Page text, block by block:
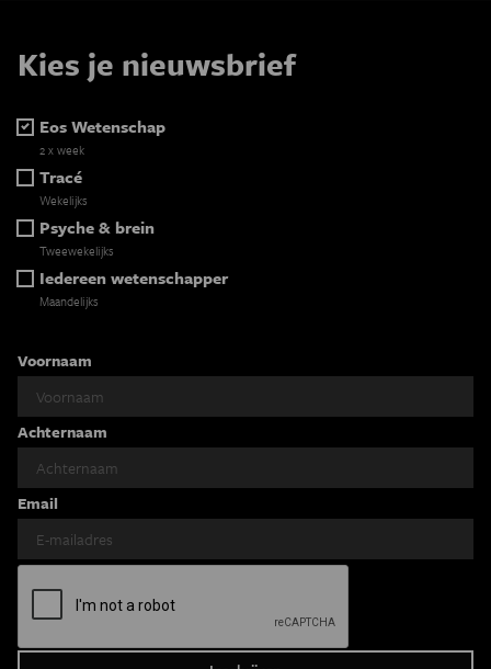
Kies je nieuwsbrief
Eos Wetenschap
2 x week
Tracé
Wekelijks
Psyche & brein
Tweewekelijks
Iedereen wetenschapper
Maandelijks
Voornaam
Achternaam
Email